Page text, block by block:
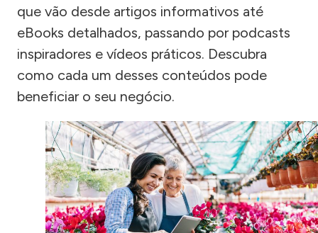
que vão desde artigos informativos até
eBooks detalhados, passando por podcasts
inspiradores e vídeos práticos. Descubra
como cada um desses conteúdos pode
beneficiar o seu negócio.